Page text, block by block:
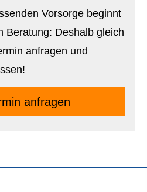
Vorsorge beginnt
Beratung: Deshalb gleich
anfragen und
anfragen